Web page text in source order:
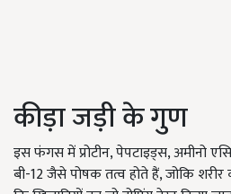
कीड़ा जड़ी के गुण
इस फंगस में प्रोटीन, पेपटाइड्स, अमीनो
बी-12 जैसे पोषक तत्व होते हैं, जोकि